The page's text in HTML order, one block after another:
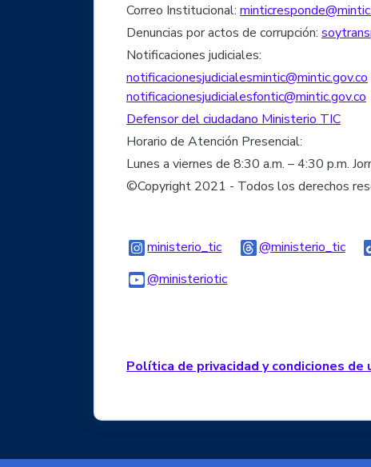
Correo Institucional:
Denuncias por actos de corrupción:
Notificaciones judiciales:
notificacionesjudicialesmintic@mintic.gov.co
notificacionesjudicialesfontic@mintic.gov.co
Defensor del ciudadano Ministerio TIC
Horario de Atención Presencial:
Lunes a viernes de 8:30 a.m. – 4:30 p.m.
©Copyright 2021 - Todos los derechos
ministerio_ticLogo Instagram
@ministerio_tic
@ministerioticLogo Youtube
Política de privacidad y condiciones de